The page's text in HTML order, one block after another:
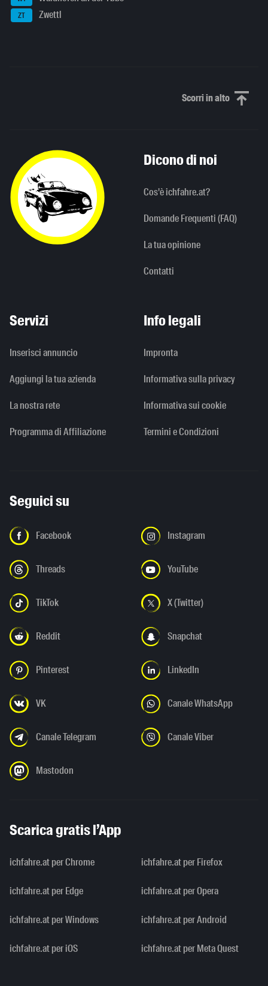
ZT Zwettl
Scorri in altoScorri in alto
Dicono di noi
Cos'è ichfahre.at?
Domande Frequenti (FAQ)
La tua opinione
Contatti
Servizi
Inserisci annuncio
Aggiungi la tua azienda
La nostra rete
Programma di Affiliazione
Info legali
Impronta
Informativa sulla privacy
Informativa sui cookie
Termini e Condizioni
Seguici su
Facebook Instagram
Threads YouTube
TikTok X (Twitter)
Reddit Snapchat
Pinterest LinkedIn
VK Canale WhatsApp
Canale Telegram Canale Viber
Mastodon
Scarica gratis l’App
ichfahre.at per Chrome ichfahre.at per Firefox
ichfahre.at per Edge ichfahre.at per Opera
ichfahre.at per Windows ichfahre.at per Android
ichfahre.at per iOS ichfahre.at per Meta Quest